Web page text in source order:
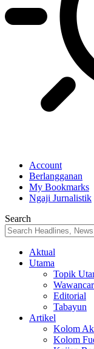
Account
Berlangganan
My Bookmarks
Ngaji Jurnalistik
Search
Aktual
Utama
Topik
Editorial
Tabayun
Artikel
Kolom
Kolom